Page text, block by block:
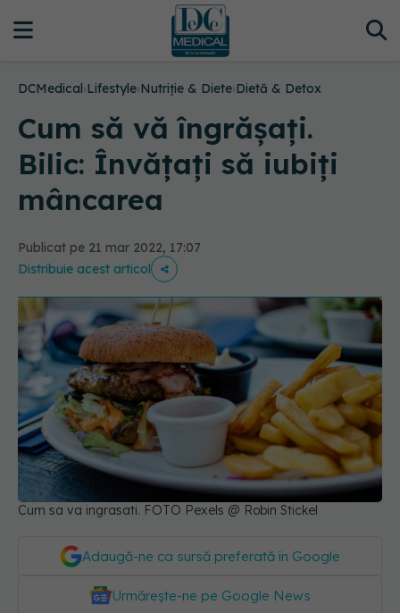
DCMedical›Lifestyle›Nutriție & Diete›Dietă & Detox
Cum să vă îngrășați.
Bilic: Învățați să iubiți
mâncarea
Publicat pe 21 mar 2022, 17:07
Distribuie acest articol
Cum sa va ingrasati. FOTO Pexels @ Robin Stickel
Adaugă-ne ca sursă preferată în Google
Urmărește-ne pe Google News